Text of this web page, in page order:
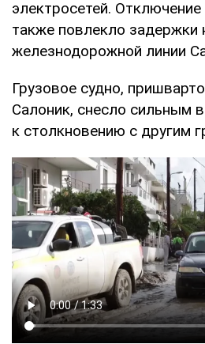
электросетей. Отключение
также повлекло задержки
железнодорожной линии
Грузовое судно,
Салоник, снесло сильным
к столкновению с другим